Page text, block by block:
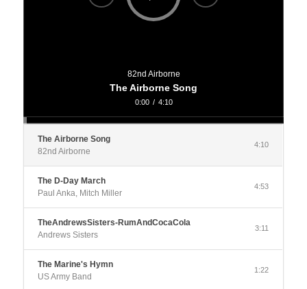
82nd Airborne
The Airborne Song
0:00 / 4:10
The Airborne Song
82nd Airborne
4:10
The D-Day March
Paul Anka, Mitch Miller
4:53
TheAndrewsSisters-RumAndCocaCola
Andrews Sisters
3:11
The Marine's Hymn
US Army Band
1:22